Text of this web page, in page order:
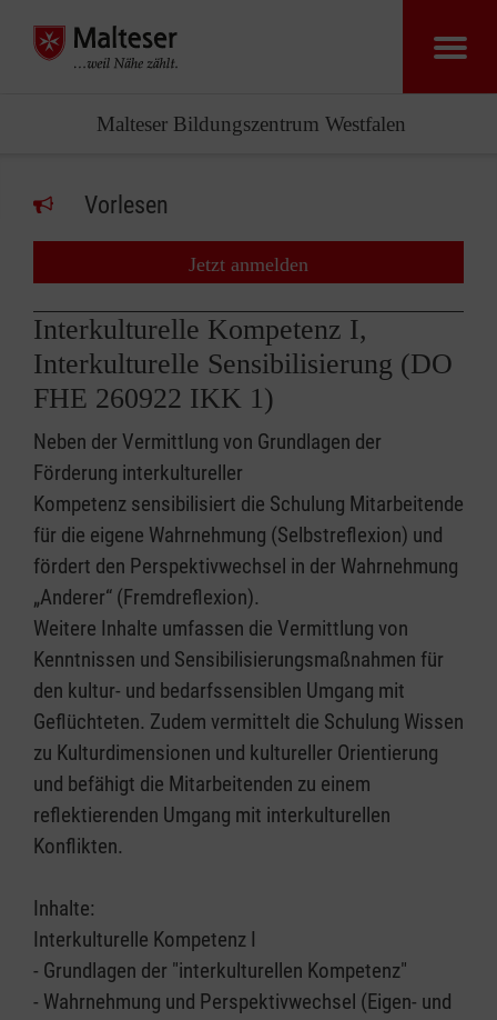
Malteser Bildungszentrum Westfalen
Vorlesen
Jetzt anmelden
Interkulturelle Kompetenz I,
Interkulturelle Sensibilisierung (DO
FHE 260922 IKK 1)
Neben der Vermittlung von Grundlagen der
Förderung interkultureller
Kompetenz sensibilisiert die Schulung Mitarbeitende
für die eigene Wahrnehmung (Selbstreflexion) und
fördert den Perspektivwechsel in der Wahrnehmung
„Anderer“ (Fremdreflexion).
Weitere Inhalte umfassen die Vermittlung von
Kenntnissen und Sensibilisierungsmaßnahmen für
den kultur- und bedarfssensiblen Umgang mit
Geflüchteten. Zudem vermittelt die Schulung Wissen
zu Kulturdimensionen und kultureller Orientierung
und befähigt die Mitarbeitenden zu einem
reflektierenden Umgang mit interkulturellen
Konflikten.
Inhalte:
Interkulturelle Kompetenz I
- Grundlagen der "interkulturellen Kompetenz"
- Wahrnehmung und Perspektivwechsel (Eigen- und